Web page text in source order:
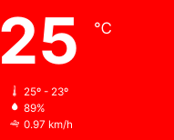
25 ℃
25º - 23º
89%
0.97 km/h